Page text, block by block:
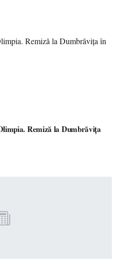
Remiză la Dumbrăvița